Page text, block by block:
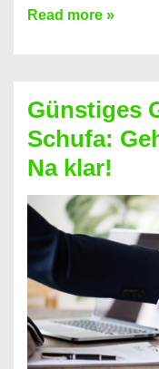
Kredit
dabei
profitieren
–
So
funktioniert’s
Read more »
Günstiges
Schufa:
Na klar!